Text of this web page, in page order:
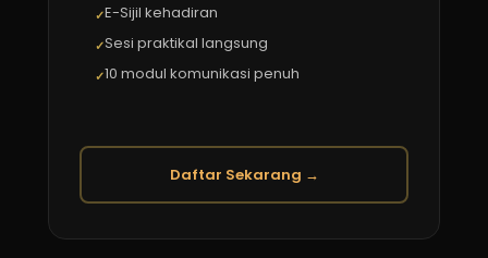
E-Sijil kehadiran
Sesi praktikal langsung
10 modul komunikasi penuh
Daftar Sekarang →